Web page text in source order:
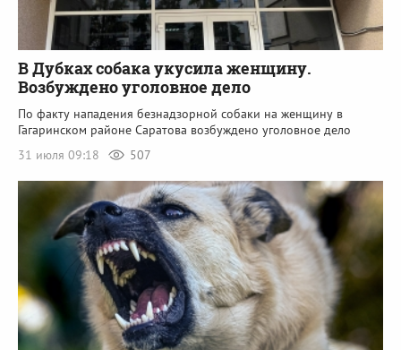
В Дубках собака укусила женщину.
Возбуждено уголовное дело
По факту нападения безнадзорной собаки на женщину в
Гагаринском районе Саратова возбуждено уголовное дело
31 июля 09:18
507